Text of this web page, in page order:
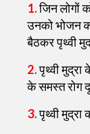
1.जिन लोगों
उनको भोजन
बैठकर पृथ्वी
2.पृथ्वी
के समस्त रोग
3.पृथ्वी मुद्रा